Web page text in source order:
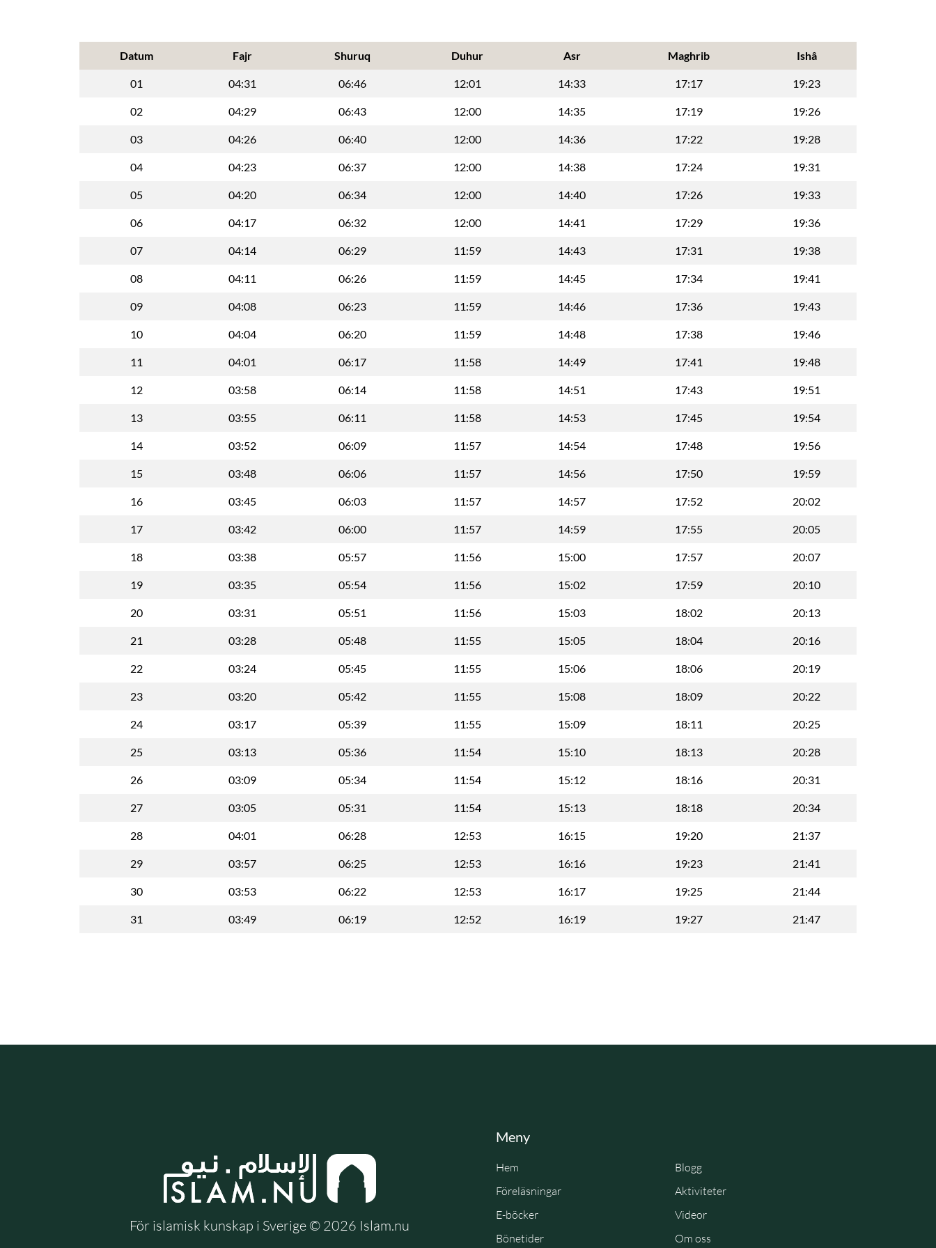
Datum Fajr Shuruq Duhur Asr Maghrib Ishâ
01 04:31 06:46 12:01 14:33 17:17 19:23
02 04:29 06:43 12:00 14:35 17:19 19:26
03 04:26 06:40 12:00 14:36 17:22 19:28
04 04:23 06:37 12:00 14:38 17:24 19:31
05 04:20 06:34 12:00 14:40 17:26 19:33
06 04:17 06:32 12:00 14:41 17:29 19:36
07 04:14 06:29 11:59 14:43 17:31 19:38
08 04:11 06:26 11:59 14:45 17:34 19:41
09 04:08 06:23 11:59 14:46 17:36 19:43
10 04:04 06:20 11:59 14:48 17:38 19:46
11 04:01 06:17 11:58 14:49 17:41 19:48
12 03:58 06:14 11:58 14:51 17:43 19:51
13 03:55 06:11 11:58 14:53 17:45 19:54
14 03:52 06:09 11:57 14:54 17:48 19:56
15 03:48 06:06 11:57 14:56 17:50 19:59
16 03:45 06:03 11:57 14:57 17:52 20:02
17 03:42 06:00 11:57 14:59 17:55 20:05
18 03:38 05:57 11:56 15:00 17:57 20:07
19 03:35 05:54 11:56 15:02 17:59 20:10
20 03:31 05:51 11:56 15:03 18:02 20:13
21 03:28 05:48 11:55 15:05 18:04 20:16
22 03:24 05:45 11:55 15:06 18:06 20:19
23 03:20 05:42 11:55 15:08 18:09 20:22
24 03:17 05:39 11:55 15:09 18:11 20:25
25 03:13 05:36 11:54 15:10 18:13 20:28
26 03:09 05:34 11:54 15:12 18:16 20:31
27 03:05 05:31 11:54 15:13 18:18 20:34
28 04:01 06:28 12:53 16:15 19:20 21:37
29 03:57 06:25 12:53 16:16 19:23 21:41
30 03:53 06:22 12:53 16:17 19:25 21:44
31 03:49 06:19 12:52 16:19 19:27 21:47
För islamisk kunskap i Sverige © 2026 Islam.nu
Meny
Hem
Blogg
Föreläsningar
Aktiviteter
E-böcker
Videor
Bönetider
Om oss